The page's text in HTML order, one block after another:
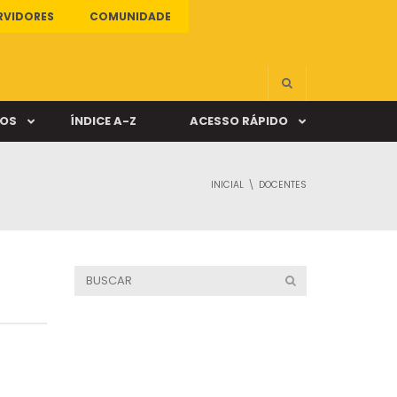
COMUNIDADE
ÍNDICE A-Z ACESSO RÁPIDO
INICIAL DOCENTES